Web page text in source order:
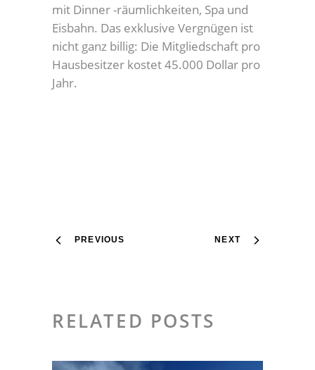
mit Dinner -räumlichkeiten, Spa und
Eisbahn. Das exklusive Vergnügen ist
nicht ganz billig: Die Mitgliedschaft pro
Hausbesitzer kostet 45.000 Dollar pro
Jahr.
PREVIOUS NEXT
RELATED POSTS